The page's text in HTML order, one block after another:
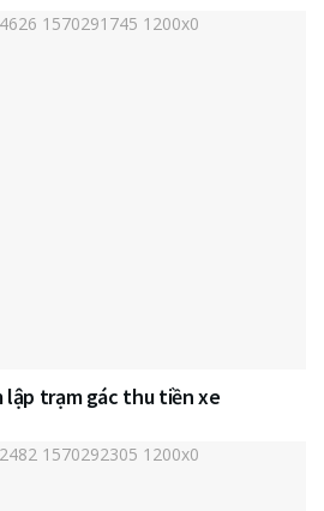
lập trạm gác thu tiền xe